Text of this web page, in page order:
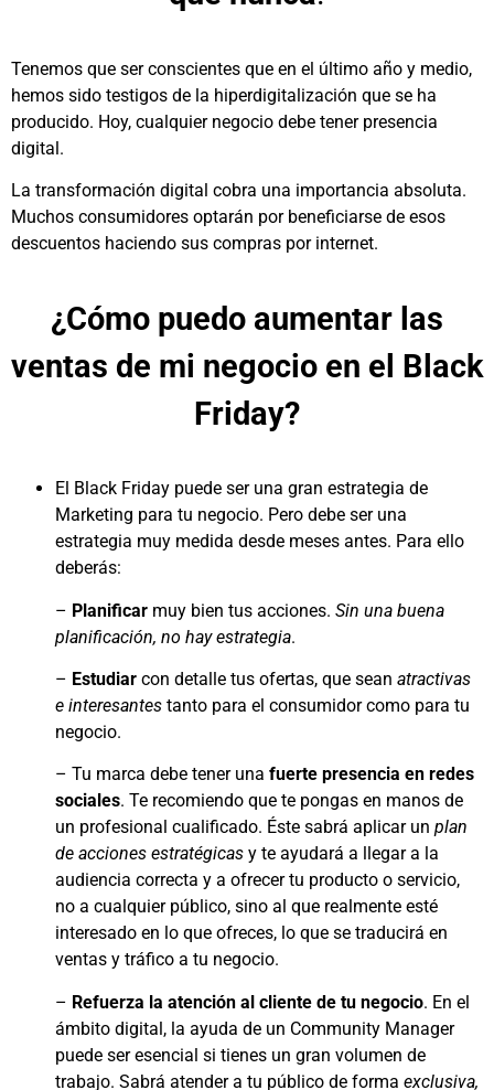
Tenemos que ser conscientes que en el último año y medio,
hemos sido testigos de la hiperdigitalización que se ha
producido. Hoy, cualquier negocio debe tener presencia
digital.
La transformación digital cobra una importancia absoluta.
Muchos consumidores optarán por beneficiarse de esos
descuentos haciendo sus compras por internet.
¿Cómo puedo aumentar las
ventas de mi negocio en el Black
Friday?
El Black Friday puede ser una gran estrategia de
Marketing para tu negocio. Pero debe ser una
estrategia muy medida desde meses antes. Para ello
deberás:
– Planificar muy bien tus acciones. Sin una buena
planificación, no hay estrategia.
– Estudiar con detalle tus ofertas, que sean atractivas
e interesantes tanto para el consumidor como para tu
negocio.
– Tu marca debe tener una fuerte presencia en redes
sociales. Te recomiendo que te pongas en manos de
un profesional cualificado. Éste sabrá aplicar un plan
de acciones estratégicas y te ayudará a llegar a la
audiencia correcta y a ofrecer tu producto o servicio,
no a cualquier público, sino al que realmente esté
interesado en lo que ofreces, lo que se traducirá en
ventas y tráfico a tu negocio.
– Refuerza la atención al cliente de tu negocio. En el
ámbito digital, la ayuda de un Community Manager
puede ser esencial si tienes un gran volumen de
trabajo. Sabrá atender a tu público de forma exclusiva,